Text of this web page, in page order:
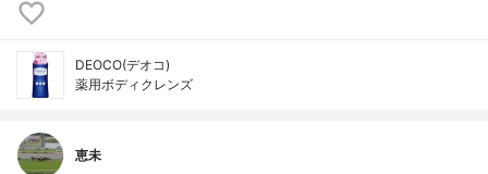
DEOCO(デオコ)
薬用ボディクレンズ
恵未